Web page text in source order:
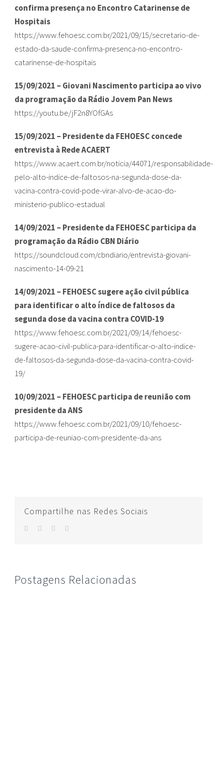
confirma presença no Encontro Catarinense de
Hospitais
https://www.fehoesc.com.br/2021/09/15/secretario-de-
estado-da-saude-confirma-presenca-no-encontro-
catarinense-de-hospitais
15/09/2021 – Giovani Nascimento participa ao vivo
da programação da Rádio Jovem Pan News
https://youtu.be/jF2n8YOfGAs
15/09/2021 – Presidente da FEHOESC concede
entrevista à Rede ACAERT
https://www.acaert.com.br/noticia/44071/responsabilidade-
pelo-alto-indice-de-faltosos-na-segunda-dose-da-
vacina-contra-covid-pode-virar-alvo-de-acao-do-
ministerio-publico-estadual
14/09/2021 – Presidente da FEHOESC participa da
programação da Rádio CBN Diário
https://soundcloud.com/cbndiario/entrevista-giovani-
nascimento-14-09-21
14/09/2021 – FEHOESC sugere ação civil pública
para identificar o alto índice de faltosos da
segunda dose da vacina contra COVID-19
https://www.fehoesc.com.br/2021/09/14/fehoesc-
sugere-acao-civil-publica-para-identificar-o-alto-indice-
de-faltosos-da-segunda-dose-da-vacina-contra-covid-
19/
10/09/2021 – FEHOESC participa de reunião com
presidente da ANS
https://www.fehoesc.com.br/2021/09/10/fehoesc-
participa-de-reuniao-com-presidente-da-ans
Compartilhe nas Redes Sociais
facebook
twitter whatsapp
Postagens Relacionadas